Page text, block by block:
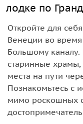
лодке по
Откройте для
Венеции во
Большому
старинные
места на пути
Познакомьтесь с
мимо роскошных